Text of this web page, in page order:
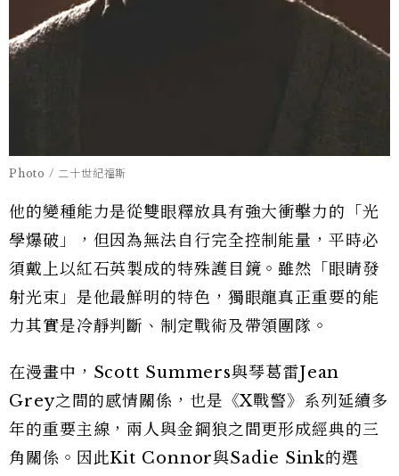
Photo / 二十世紀福斯
他的變種能力是從雙眼釋放具有強大衝擊力的「光
學爆破」，但因為無法自行完全控制能量，平時必
須戴上以紅石英製成的特殊護目鏡。雖然「眼睛發
射光束」是他最鮮明的特色，獨眼龍真正重要的能
力其實是冷靜判斷、制定戰術及帶領團隊。
在漫畫中，Scott Summers與琴葛雷Jean
Grey之間的感情關係，也是《X戰警》系列延續多
年的重要主線，兩人與金鋼狼之間更形成經典的三
角關係。因此Kit Connor與Sadie Sink的選